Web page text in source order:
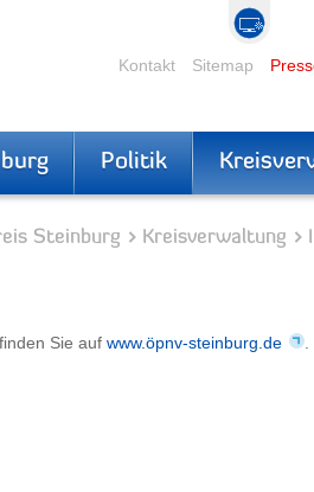
Kontakt Sitemap
Politik
Steinburg Kreisverwaltung
Sie auf www.öpnv-steinburg.de